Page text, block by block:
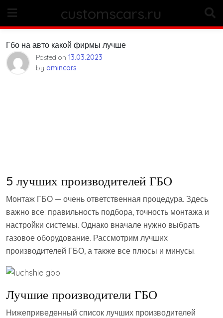
content
customscars.ru
Гбо на авто какой фирмы лучше
Posted on 13.03.2023
by amincars
5 лучших производителей ГБО
Монтаж ГБО — очень ответственная процедура. Здесь
важно все: правильность подбора, точность монтажа и
настройки системы. Однако вначале нужно выбрать
газовое оборудование. Рассмотрим лучших
производителей ГБО, а также все плюсы и минусы.
Лучшие производители ГБО
Нижеприведенный список лучших производителей